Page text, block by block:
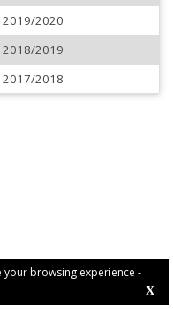
your browsing experience -
X
2019/2020
2018/2019
2017/2018